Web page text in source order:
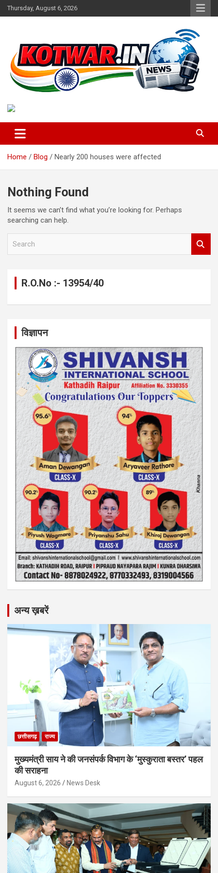
Skip
to
Thursday, August 6, 2026
kotwar.in
Home Blog Nearly 200 houses were affected
Nothing Found
It seems we can’t find what you’re looking for. Perhaps
searching can help.
R.O.No :- 13954/40
विज्ञापन
अन्य ख़बरें
छत्तीसगढ़ राज्य
मुख्यमंत्री साय ने की जनसंपर्क विभाग के ‘मुस्कुराता बस्तर’ पहल
की सराहना
August 6, 2026 News Desk